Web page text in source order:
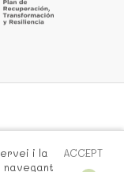
ACCEPT
i la
navegant